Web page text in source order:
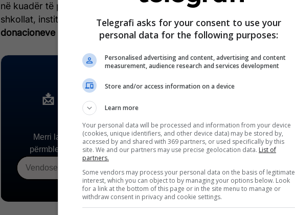
në kuadër të programit
“Super Komuniteti” , i cili synon të mbështesë
shkollat, institucionet publike dhe familjet në nevojë përmes
donacioneve konkrete dhe bashkëpunimeve të qëndrueshme.
Telegrafi asks for your consent to use your
personal data for the following purposes:
Personalised advertising and content, advertising and content
measurement, audience research and services development
Store and/or access information on a device
Learn more
Your personal data will be processed and information from your device
(cookies, unique identifiers, and other device data) may be stored by,
accessed by and shared with 369 partners, or used specifically by this
site. We and our partners may use precise geolocation data. List of
partners.
Some vendors may process your personal data on the basis of legitimate
interest, which you can object to by managing your options below. Look
for a link at the bottom of this page or in the site menu to manage or
withdraw consent in privacy and cookie settings.